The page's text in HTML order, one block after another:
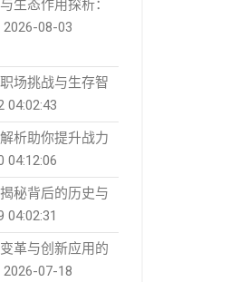
生态作用探析：
2026-08-03
场挑战与生存智
04:02:43
析助你提升战力
04:12:06
秘背后的历史与
04:02:31
革与创新应用的
2026-07-18